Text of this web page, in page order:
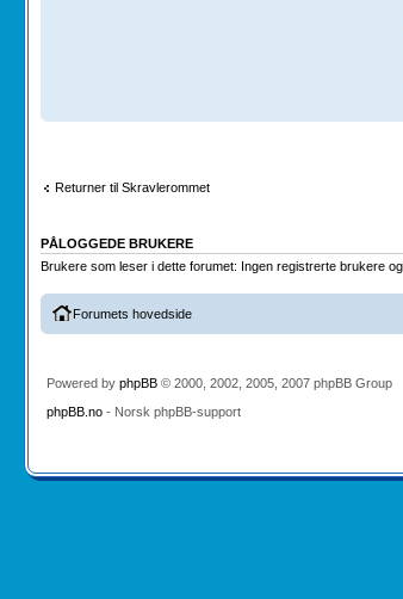
Returner til Skravlerommet
PÅLOGGEDE BRUKERE
Brukere som leser i dette forumet: Ingen registrerte brukere
Forumets hovedside
Powered by phpBB© 2000, 2002, 2005, 2007 phpBB Group
phpBB.no- Norsk phpBB-support